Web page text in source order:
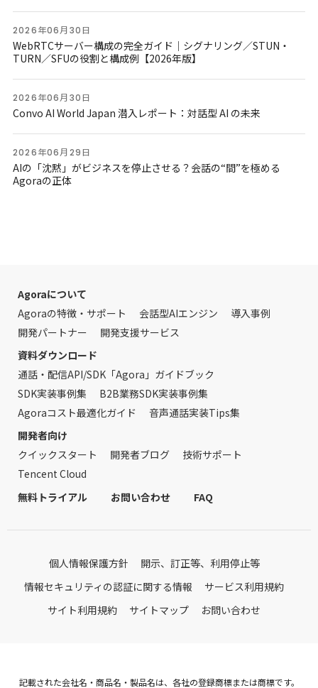
2026年06月30日
WebRTCサーバー構成の完全ガイド｜シグナリング／STUN・
TURN／SFUの役割と構成例【2026年版】
2026年06月30日
Convo AI World Japan 潜入レポート：対話型 AI の未来
2026年06月29日
AIの「沈黙」がビジネスを停止させる？会話の“間”を極める
Agoraの正体
Agoraについて
Agoraの特徴・サポート
会話型AIエンジン
導入事例
開発パートナー
開発支援サービス
資料ダウンロード
通話・配信API/SDK「Agora」ガイドブック
SDK実装事例集
B2B業務SDK実装事例集
Agoraコスト最適化ガイド
音声通話実装Tips集
開発者向け
クイックスタート
開発者ブログ
技術サポート
Tencent Cloud
無料トライアル
お問い合わせ FAQ
個人情報保護方針
開示、訂正等、利用停止等
情報セキュリティの認証に関する情報
サービス利用規約
サイト利用規約
サイトマップ お問い合わせ
記載された会社名・商品名・製品名は、各社の登録商標または商標です。